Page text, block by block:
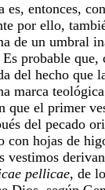
es, entonces,
por ello,
de un umbral
probable que,
del hecho que
marca
que el primer
del pecado
con hojas de
vestimos
pellicae, de